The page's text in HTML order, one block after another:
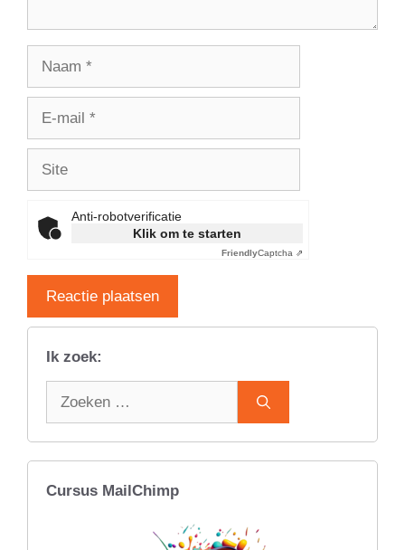
Anti-robotverificatie
Klik om te starten
FriendlyCaptcha ⇗
Ik zoek:
Cursus MailChimp